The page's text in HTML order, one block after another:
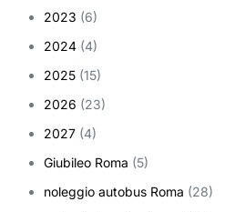
2023 (6)
2024 (4)
2025 (15)
2026 (23)
2027 (4)
Giubileo Roma (5)
noleggio autobus Roma (28)